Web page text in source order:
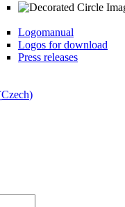
Logomanual
Logos for download
Press releases
Czech)